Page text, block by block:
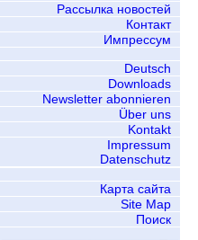
Рассылка новостей
Контакт
Импрессум
Deutsch
Downloads
Newsletter abonnieren
Über uns
Kontakt
Impressum
Datenschutz
Карта сайта
Site Map
Поиск